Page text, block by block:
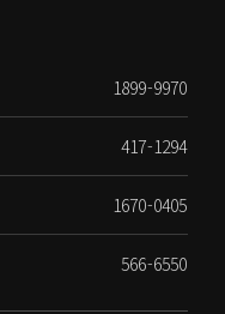
1899-9970
417-1294
1670-0405
566-6550